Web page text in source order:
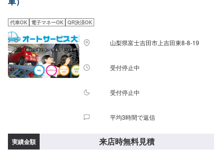
代車OK 電子マネーOK QR決済OK
山梨県富士吉田市上吉田東8-8-19
受付停止中
受付停止中
平均3時間で返信
実績金額 来店時無料見積